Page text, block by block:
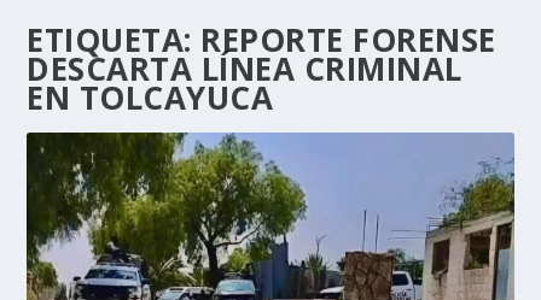
ETIQUETA: REPORTE FORENSE
DESCARTA LÍNEA CRIMINAL
EN TOLCAYUCA